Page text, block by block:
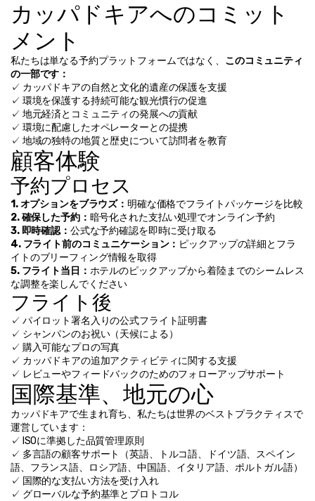
カッパドキアへのコミット
メント
私たちは単なる予約プラットフォームではなく、 このコミュニティ
の一部です：
✓ カッパドキアの自然と文化的遺産の保護を支援
✓ 環境を保護する持続可能な観光慣行の促進
✓ 地元経済とコミュニティの発展への貢献
✓ 環境に配慮したオペレーターとの提携
✓ 地域の独特の地質と歴史について訪問者を教育
顧客体験
予約プロセス
1. オプションをブラウズ： 明確な価格でフライトパッケージを比較
2. 確保した予約： 暗号化された支払い処理でオンライン予約
3. 即時確認： 公式な予約確認を即時に受け取る
4. フライト前のコミュニケーション： ピックアップの詳細とフラ
イトのブリーフィング情報を取得
5. フライト当日： ホテルのピックアップから着陸までのシームレス
な調整を楽しんでください
フライト後
✓ パイロット署名入りの公式フライト証明書
✓ シャンパンのお祝い（天候による）
✓ 購入可能なプロの写真
✓ カッパドキアの追加アクティビティに関する支援
✓ レビューやフィードバックのためのフォローアップサポート
国際基準、地元の心
カッパドキアで生まれ育ち、私たちは世界のベストプラクティスで
運営しています：
✓ ISOに準拠した品質管理原則
✓ 多言語の顧客サポート（英語、トルコ語、ドイツ語、スペイン
語、フランス語、ロシア語、中国語、イタリア語、ポルトガル語）
✓ 国際的な支払い方法を受け入れ
✓ グローバルな予約基準とプロトコル